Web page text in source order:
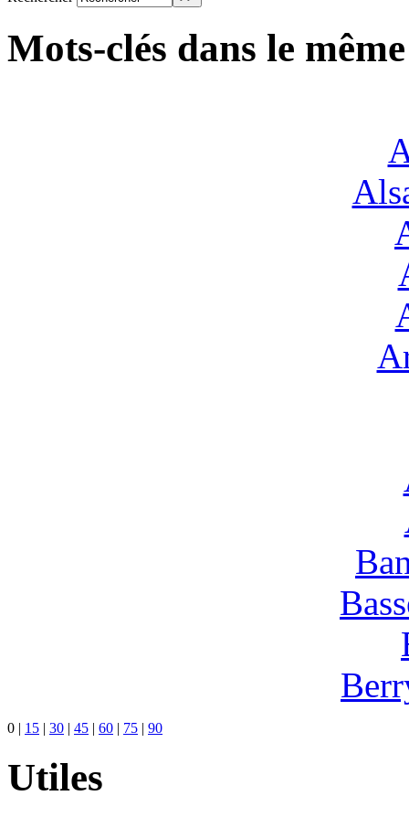
Mots-clés dans le
0 | 15 | 30 | 45 | 60 | 75 | 90
Utiles